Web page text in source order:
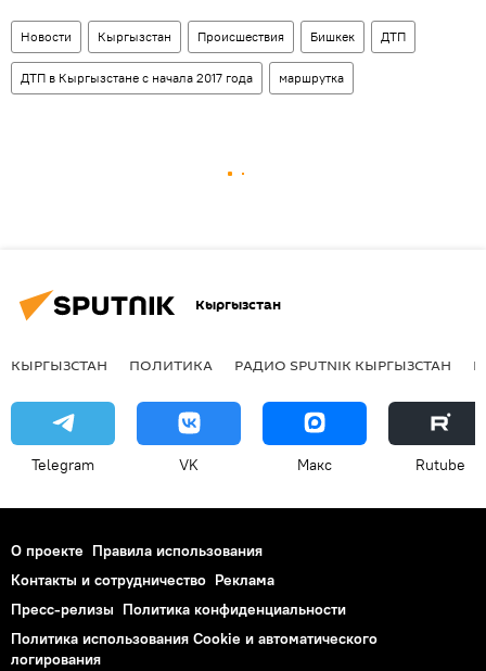
Новости Кыргызстан Происшествия Бишкек ДТП
ДТП в Кыргызстане с начала 2017 года маршрутка
Кыргызстан
КЫРГЫЗСТАН ПОЛИТИКА РАДИО SPUTNIK КЫРГЫЗСТАН
Telegram VK Макс Rutube
О проекте Правила использования
Контакты и сотрудничество Реклама
Пресс-релизы Политика конфиденциальности
Политика использования Cookie и автоматического
логирования